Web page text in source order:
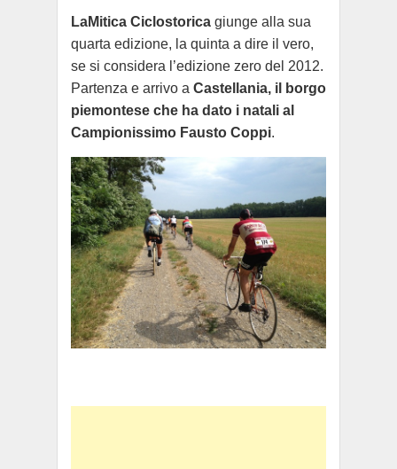
LaMitica Ciclostorica giunge alla sua
quarta edizione, la quinta a dire il vero,
se si considera l’edizione zero del 2012.
Partenza e arrivo a Castellania, il borgo
piemontese che ha dato i natali al
Campionissimo Fausto Coppi.